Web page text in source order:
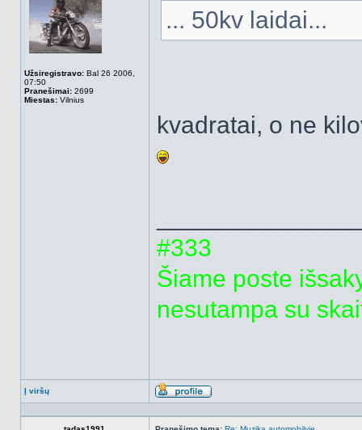
Užsiregistravo: Bal 26 2006,
07:50
Pranešimai: 2699
Miestas: Vilnius
... 50kv laidai...
kvadratai, o ne
#333
Šiame poste
nesutampa su
Į viršų
Aprašymas